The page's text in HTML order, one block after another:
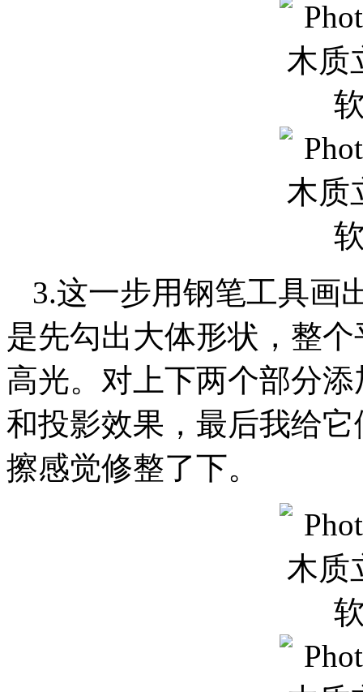
3.这一步用钢笔工具画
是先勾出大体形状，整
高光。对上下两个部分
和投影效果，最后我给
擦感觉修整了下。